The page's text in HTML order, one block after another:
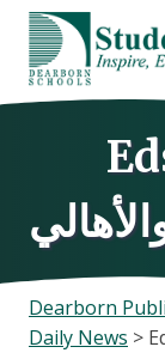
Skip
content
Dearborn
Daily News >